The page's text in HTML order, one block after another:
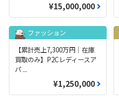
¥15,000,000
ファッション
【累計売上7,300万円｜在庫
買取のみ】P2Cレディースア
パ ...
¥1,250,000